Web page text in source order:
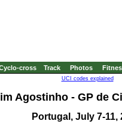
cross Track Photos
UCI codes explained
Agostinho - GP de
Portugal, July 7-11,